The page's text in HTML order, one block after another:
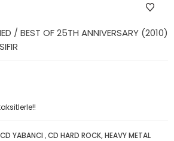
/ BEST OF 25TH ANNIVERSARY (2010)
CD YABANCI ,CD HARD ROCK, HEAVY METAL